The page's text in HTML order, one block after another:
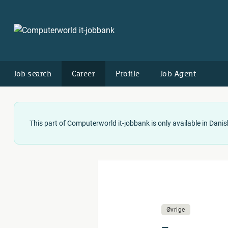
Job search Career Profile Job Agent
This part of Computerworld it-jobbank is only available in
Øvrige